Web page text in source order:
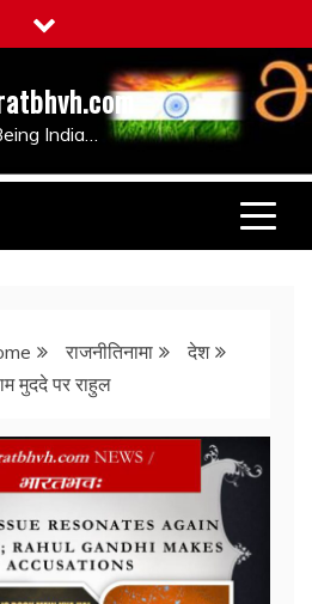
India…
राजनीतिनामा
देश
मुददे पर राहुल